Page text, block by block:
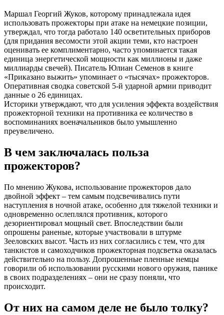
Маршал Георгий Жуков, которому принадлежала идея
использовать прожекторы при атаке на немецкие позиции,
утверждал, что тогда работало 140 осветительных приборов
(для придания весомости этой акции теми, кто настроен
оценивать ее комплиментарно, часто упоминается такая
единица энергетической мощности как миллионы и даже
миллиарды свечей). Писатель Юлиан Семенов в книге
«Приказано выжить» упоминает о «тысячах» прожекторов.
Оперативная сводка советской 5-й ударной армии приводит
данные о 26 единицах.
Историки утверждают, что для усиления эффекта воздействия
прожекторной техники на противника ее количество в
воспоминаниях военачальников было умышленно
преувеличено.
В чем заключалась польза
прожекторов?
По мнению Жукова, использование прожекторов дало
двойной эффект – тем самым подсвечивались пути
наступления в ночной атаке, особенно для тяжелой техники и
одновременно ослеплялся противник, которого
дезориентировал мощный свет. Впоследствии были
опрошены раненые, которые участвовали в штурме
Зееловских высот. Часть из них согласились с тем, что для
танкистов и самоходчиков прожекторная подсветка оказалась
действительно на пользу. Допрошенные пленные немцы
говорили об использовании русскими нового оружия, панике
в своих подразделениях – они не сразу поняли, что
происходит.
От них на самом деле не было толку?